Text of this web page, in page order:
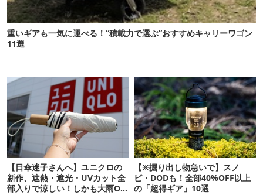
重いギアも一気に運べる！“積載力で選ぶ”おすすめキャリーワゴン
11選
【日傘迷子さんへ】ユニクロの
新作、遮熱・遮光・UVカット全
部入りで涼しい！しかも大雨OK
【※掘り出し物急いで】スノ
ピ・DODも！全部40%OFF以上
の「超得ギア」10選